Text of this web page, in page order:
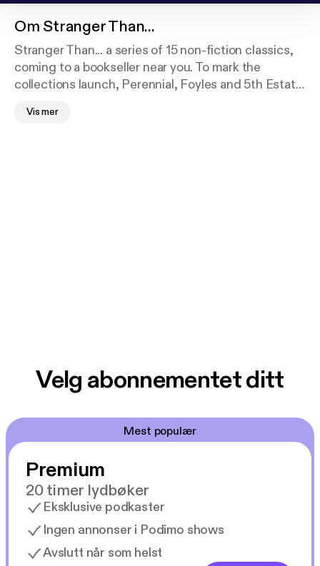
Om Stranger Than...
Stranger Than... a series of 15 non-fiction classics,
coming to a bookseller near you. To mark the
collections launch, Perennial, Foyles and 5th Estate
where a host of published writers and book industry
Vis mer
Velg abonnementet ditt
Mest populær
Premium
20 timer lydbøker
Eksklusive podkaster
Ingen annonser i Podimo shows
Avslutt når som helst